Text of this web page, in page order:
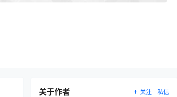
关于作者 关注 私信